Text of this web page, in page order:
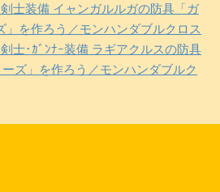
剣士装備 イャンガルルガの防具「ガ
」を作ろう／モンハンダブルクロス
剣士･ｶﾞﾝﾅｰ装備 ラギアクルスの防具
ーズ」を作ろう／モンハンダブルク